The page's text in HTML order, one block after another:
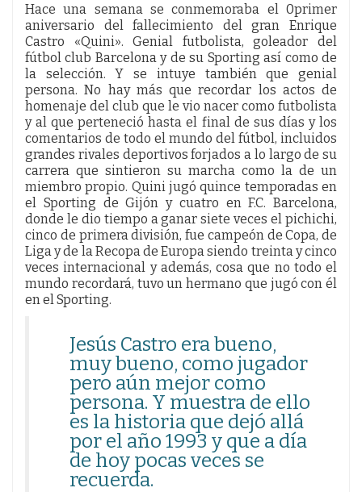
Hace una semana se conmemoraba el 0primer
aniversario del fallecimiento del gran Enrique
Castro «Quini». Genial futbolista, goleador del
fútbol club Barcelona y de su Sporting así como de
la selección. Y se intuye también que genial
persona. No hay más que recordar los actos de
homenaje del club que le vio nacer como futbolista
y al que perteneció hasta el final de sus días y los
comentarios de todo el mundo del fútbol, incluidos
grandes rivales deportivos forjados a lo largo de su
carrera que sintieron su marcha como la de un
miembro propio. Quini jugó quince temporadas en
el Sporting de Gijón y cuatro en F.C. Barcelona,
donde le dio tiempo a ganar siete veces el pichichi,
cinco de primera división, fue campeón de Copa, de
Liga y de la Recopa de Europa siendo treinta y cinco
veces internacional y además, cosa que no todo el
mundo recordará, tuvo un hermano que jugó con él
en el Sporting.
Jesús Castro era bueno,
muy bueno, como jugador
pero aún mejor como
persona. Y muestra de ello
es la historia que dejó allá
por el año 1993 y que a día
de hoy pocas veces se
recuerda.